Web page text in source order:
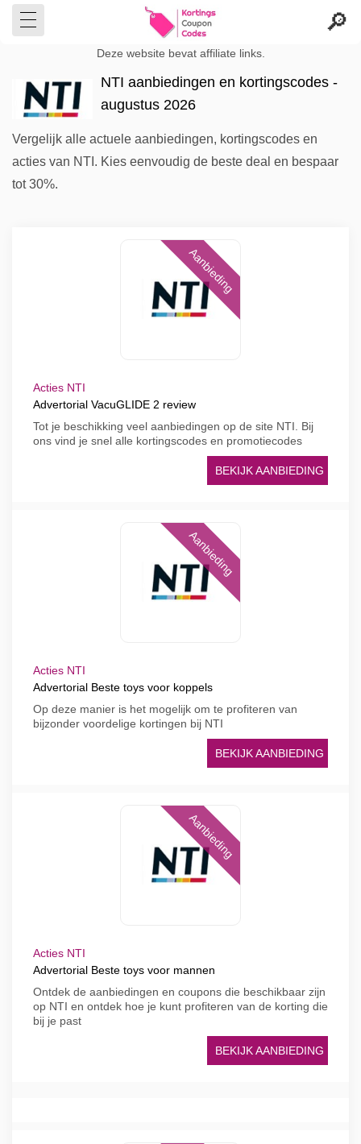
Deze website bevat affiliate links.
NTI aanbiedingen en kortingscodes -
augustus 2026
Vergelijk alle actuele aanbiedingen, kortingscodes en
acties van NTI. Kies eenvoudig de beste deal en bespaar
tot 30%.
Aanbieding
Acties NTI
Advertorial VacuGLIDE 2 review
Tot je beschikking veel aanbiedingen op de site NTI. Bij
ons vind je snel alle kortingscodes en promotiecodes
BEKIJK AANBIEDING
Aanbieding
Acties NTI
Advertorial Beste toys voor koppels
Op deze manier is het mogelijk om te profiteren van
bijzonder voordelige kortingen bij NTI
BEKIJK AANBIEDING
Aanbieding
Acties NTI
Advertorial Beste toys voor mannen
Ontdek de aanbiedingen en coupons die beschikbaar zijn
op NTI en ontdek hoe je kunt profiteren van de korting die
bij je past
BEKIJK AANBIEDING